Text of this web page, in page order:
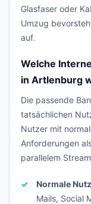
Glasfaser oder
Umzug
auf.
Welche
in Artlenburg
Die passende
tatsächlichen
Nutzer mit
Anforderungen
parallelem
Normale
Mails, Social